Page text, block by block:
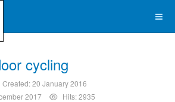
cycling
Created: 20 January 2016
2017
Hits: 2935